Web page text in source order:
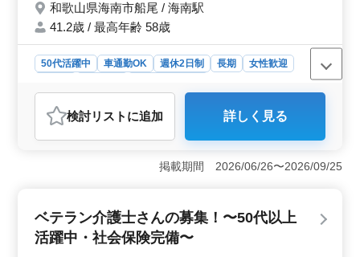
和歌山県海南市船尾 / 海南駅
41.2歳 / 最高年齢 58歳
50代活躍中 車通勤OK 週休2日制 長期
女性歓迎
おすすめポイント
＜通勤の利便性＞ この求人は車通勤が可能で、海南駅
にも近く、通勤が非常に便利です。さらに、通勤手当が
支給されるため、交通費の負担も軽減されます。職場は
海南市内に位置しており、地元の方にも通いやすい環境
広い年齢層がいるため、経験豊富な方でも馴染みやす
く、安心して長期的に働ける環境が整っています。
＜福利厚生とやりがい＞ 賞与制度や各種社会保険が完
検討リスト に追加 詳しく見る
掲載期間 2026/06/26〜2026/09/25
ベテラン介護士さんの募集！〜50代以上
活躍中・社会保険完備〜